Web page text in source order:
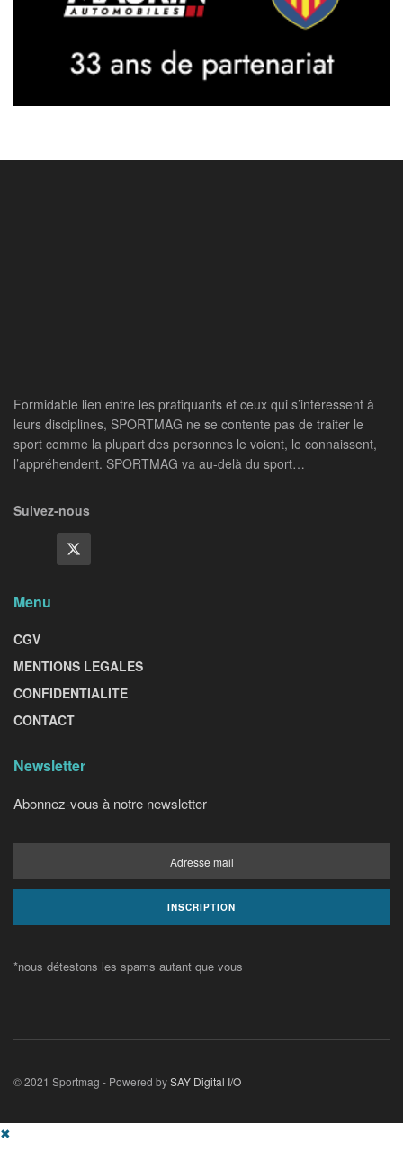
Formidable lien entre les pratiquants et ceux qui s’intéressent à
leurs disciplines, SPORTMAG ne se contente pas de traiter le
sport comme la plupart des personnes le voient, le connaissent,
l’appréhendent. SPORTMAG va au-delà du sport…
Suivez-nous
Menu
CGV
MENTIONS LEGALES
CONFIDENTIALITE
CONTACT
Newsletter
Abonnez-vous à notre newsletter
*nous détestons les spams autant que vous
© 2021 Sportmag - Powered bySAY Digital I/O
✖